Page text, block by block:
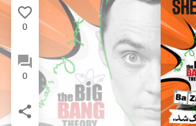
0
0